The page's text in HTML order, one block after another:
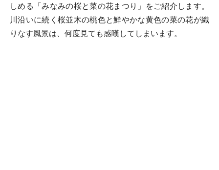
しめる「みなみの桜と菜の花まつり」をご紹介します。
川沿いに続く桜並木の桃色と鮮やかな黄色の菜の花が織
りなす風景は、何度見ても感嘆してしまいます。